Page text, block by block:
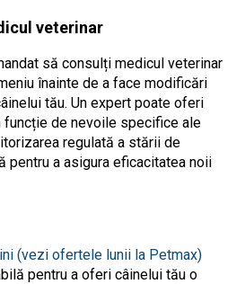
veterinar
să consulți medicul veterinar
înainte de a face modificări
tău. Un expert poate oferi
de nevoile specifice ale
regulată a stării de
pentru a asigura eficacitatea noii
(vezi ofertele lunii la Petmax)
pentru a oferi câinelui tău o